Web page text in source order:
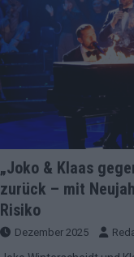
[ Mai 2026 ]
Wettbewerbs
[ Mai 2026 ]
[ Mai 2026 ]
[ Juni 2026 ]
„Joko & Klaas
zurück – mit
Risiko
Dezember 2025